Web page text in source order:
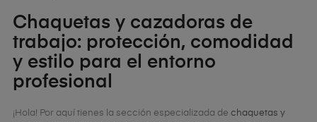
Chaquetas y cazadoras de
trabajo: protección, comodidad
y estilo para el entorno
profesional
¡Hola! Por aquí tienes la sección especializada de chaquetas y